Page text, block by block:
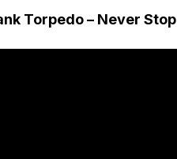
Torpedo – Never Stop